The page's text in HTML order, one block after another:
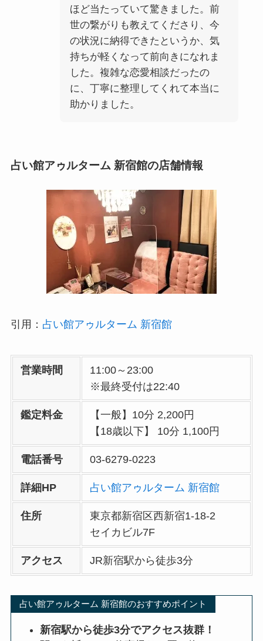
ほど当たっていて驚きました。前
世の繋がりも教えてくださり、今
の状況に納得できたというか、気
持ちが軽くなって前向きになれま
した。複雑な恋愛相談だったの
に、丁寧に整理してくれて本当に
助かりました。
占い館アゥルターム 新宿館の店舗情報
引用： 占い館アゥルターム 新宿館
営業時間
11:00～23:00
※最終受付は22:40
鑑定料金
【一般】10分 2,200円
【18歳以下】 10分 1,100円
電話番号 03-6279-0223
詳細HP 占い館アゥルターム 新宿館
住所
東京都新宿区西新宿1-18-2
セイカビル7F
アクセス JR新宿駅から徒歩3分
占い館アゥルターム 新宿館のおすすめポイント
新宿駅から徒歩3分でアクセス抜群！